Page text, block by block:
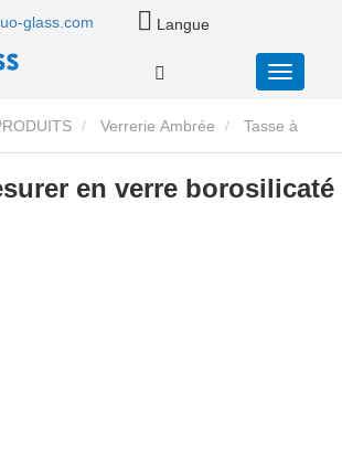
glass.com Langue
Verrerie Ambrée
ambréen verre borosilicaté